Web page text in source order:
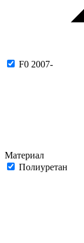
F0 2007-
Материал
Полиуретан